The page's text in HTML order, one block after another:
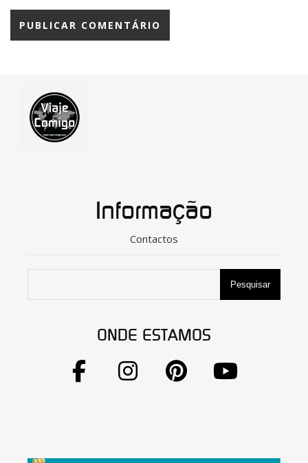
Informação
Contactos
Pesquisar
ONDE ESTAMOS